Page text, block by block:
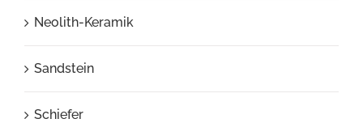
Neolith-Keramik
Sandstein
Schiefer